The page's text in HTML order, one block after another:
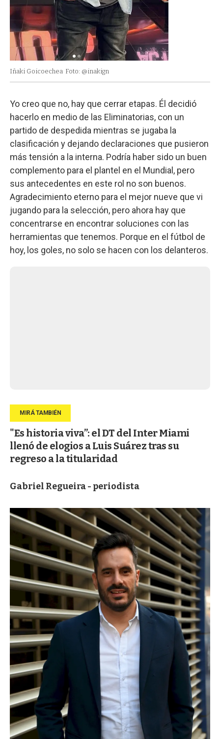
Iñaki Goicoechea Foto: @inakign
Yo creo que no, hay que cerrar etapas. Él decidió
hacerlo en medio de las Eliminatorias, con un
partido de despedida mientras se jugaba la
clasificación y dejando declaraciones que pusieron
más tensión a la interna. Podría haber sido un buen
complemento para el plantel en el Mundial, pero
sus antecedentes en este rol no son buenos.
Agradecimiento eterno para el mejor nueve que vi
jugando para la selección, pero ahora hay que
concentrarse en encontrar soluciones con las
herramientas que tenemos. Porque en el fútbol de
hoy, los goles, no solo se hacen con los delanteros.
"Es historia viva”: el DT del Inter Miami
llenó de elogios a Luis Suárez tras su
regreso a la titularidad
Gabriel Regueira - periodista